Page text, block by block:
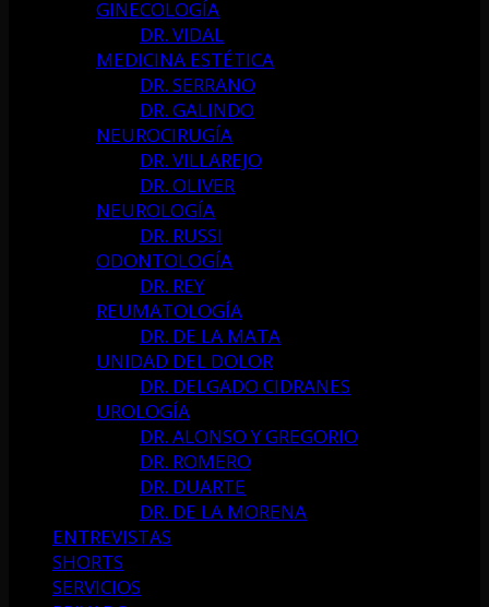
GINECOLOGÍA
DR. VIDAL
MEDICINA ESTÉTICA
DR. SERRANO
DR. GALINDO
NEUROCIRUGÍA
DR. VILLAREJO
DR. OLIVER
NEUROLOGÍA
DR. RUSSI
ODONTOLOGÍA
DR. REY
REUMATOLOGÍA
DR. DE LA MATA
UNIDAD DEL DOLOR
DR. DELGADO CIDRANES
UROLOGÍA
DR. ALONSO Y GREGORIO
DR. ROMERO
DR. DUARTE
DR. DE LA MORENA
ENTREVISTAS
SHORTS
SERVICIOS